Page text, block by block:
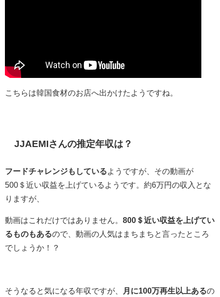
こちらは韓国食材のお店へ出かけたようですね。
JJAEMIさんの推定年収は？
フードチャレンジもしている ようですが、その動画が
500＄近い収益を上げているようです。約6万円の収入とな
りますが、
動画はこれだけではありません。 800＄近い収益を上げてい
るものもあるので、動画の人気はまちまちと言ったところ
でしょうか！？
そうなると気になる年収ですが、 月に100万再生以上あるの